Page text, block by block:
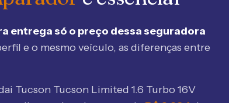
entrega só o preço dessa seguradora
e o mesmo veículo, as diferenças entre
Tucson Tucson Limited 1.6 Turbo 16V